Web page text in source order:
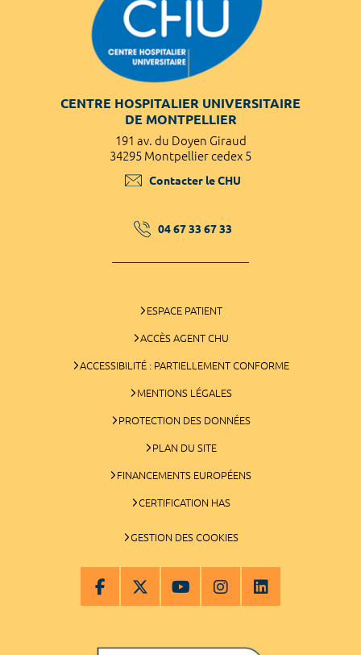
CENTRE HOSPITALIER UNIVERSITAIRE
DE MONTPELLIER
191 av. du Doyen Giraud
34295 Montpellier cedex 5
Contacter le CHU
04 67 33 67 33
ESPACE PATIENT
ACCÈS AGENT CHU
ACCESSIBILITÉ : PARTIELLEMENT CONFORME
MENTIONS LÉGALES
PROTECTION DES DONNÉES
PLAN DU SITE
FINANCEMENTS EUROPÉENS
CERTIFICATION HAS
GESTION DES COOKIES